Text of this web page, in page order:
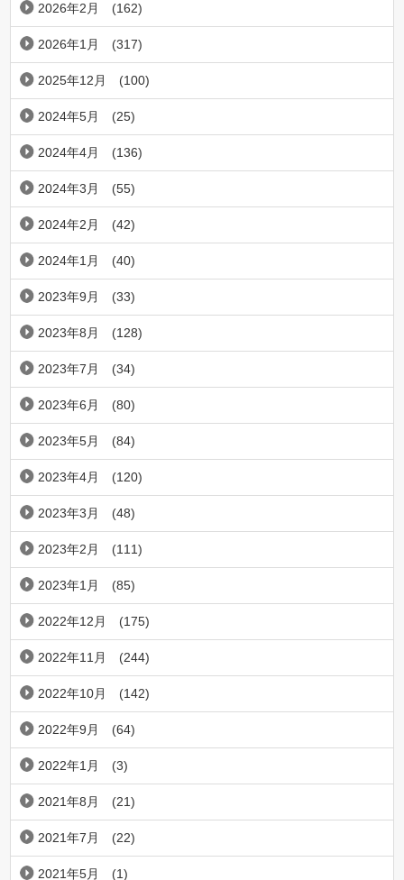
2026年2月 (162)
2026年1月 (317)
2025年12月 (100)
2024年5月 (25)
2024年4月 (136)
2024年3月 (55)
2024年2月 (42)
2024年1月 (40)
2023年9月 (33)
2023年8月 (128)
2023年7月 (34)
2023年6月 (80)
2023年5月 (84)
2023年4月 (120)
2023年3月 (48)
2023年2月 (111)
2023年1月 (85)
2022年12月 (175)
2022年11月 (244)
2022年10月 (142)
2022年9月 (64)
2022年1月 (3)
2021年8月 (21)
2021年7月 (22)
2021年5月 (1)